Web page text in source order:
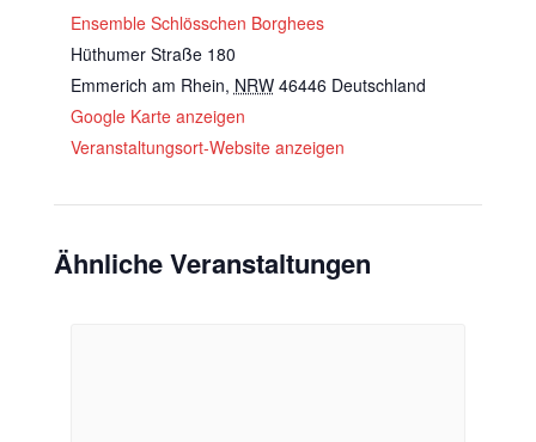
Ensemble Schlösschen Borghees
Hüthumer Straße 180
Emmerich am Rhein, NRW 46446 Deutschland
Google Karte anzeigen
Veranstaltungsort-Website anzeigen
Ähnliche Veranstaltungen